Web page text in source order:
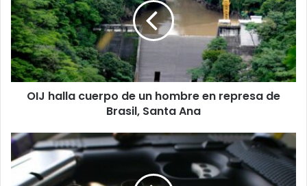
de
un
hombre
en
represa
de
Brasil,OIJ halla cuerpo de un hombre en represa de
Brasil, Santa Ana
UCR
ALDHU
realizarán